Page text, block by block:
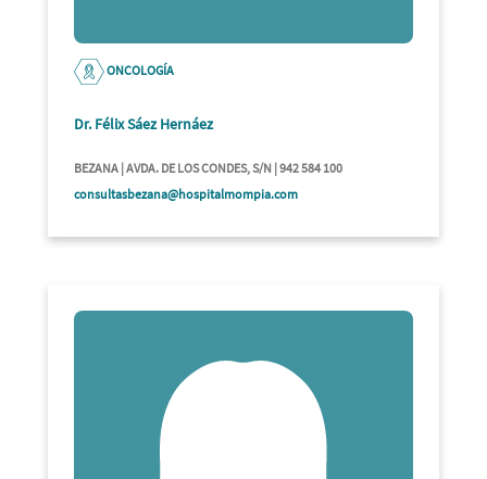
ONCOLOGÍA
Dr. Félix Sáez Hernáez
BEZANA | AVDA. DE LOS CONDES, S/N | 942 584 100
consultasbezana@hospitalmompia.com